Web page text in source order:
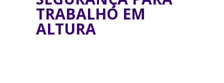
TRABALHO EM
ALTURA